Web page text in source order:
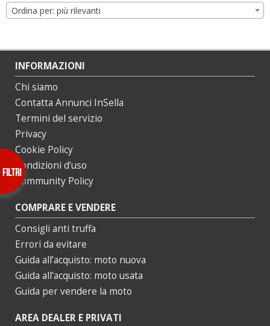
Ordina per: più rilevanti
INFORMAZIONI
Chi siamo
Contatta Annunci InSella
Termini del servizio
Privacy
Cookie Policy
Condizioni d’uso
Community Policy
COMPRARE E VENDERE
Consigli anti truffa
Errori da evitare
Guida all’acquisto: moto nuova
Guida all’acquisto: moto usata
Guida per vendere la moto
AREA DEALER E PRIVATI